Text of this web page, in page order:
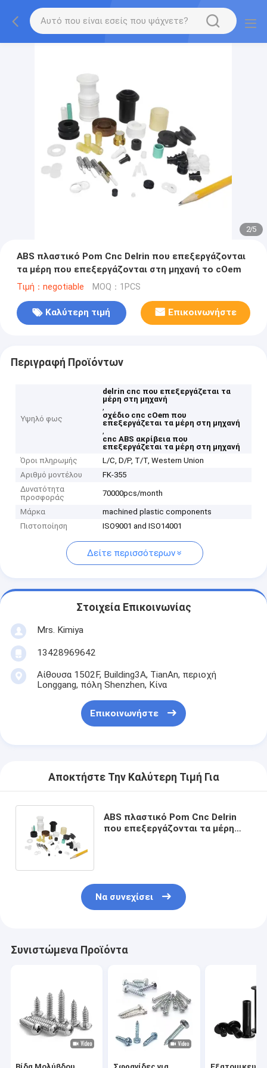
2/5
ABS πλαστικό Pom Cnc Delrin που επεξεργάζονται
τα μέρη που επεξεργάζονται στη μηχανή το cOem
Τιμή：negotiable MOQ：1PCS
Καλύτερη τιμή Επικοινωνήστε
Περιγραφή Προϊόντων
Υψηλό φως
delrin cnc που επεξεργάζεται τα
μέρη στη μηχανή
,
σχέδιο cnc cOem που
επεξεργάζεται τα μέρη στη μηχανή
,
cnc ABS ακρίβεια που
επεξεργάζεται τα μέρη στη μηχανή
Όροι πληρωμής
L/C, D/P, T/T, Western Union
Αριθμό μοντέλου
FK-355
Δυνατότητα
προσφοράς
70000pcs/month
Μάρκα
machined plastic components
Πιστοποίηση
ISO9001 and ISO14001
Δείτε περισσότερων
Στοιχεία Επικοινωνίας
Mrs. Kimiya
13428969642
Αίθουσα 1502F, Building3A, TianAn, περιοχή
Longgang, πόλη Shenzhen, Κίνα
Επικοινωνήστε
Αποκτήστε Την Καλύτερη Τιμή Για
ABS πλαστικό Pom Cnc Delrin
που επεξεργάζονται τα μέρη
Να συνεχίσει
Συνιστώμενα Προϊόντα